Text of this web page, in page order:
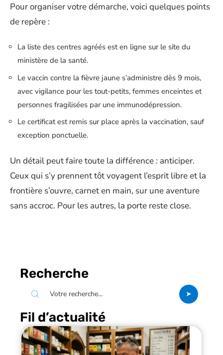
Pour organiser votre démarche, voici quelques points
de repère :
La liste des centres agréés est en ligne sur le site du
ministère de la santé.
Le vaccin contre la fièvre jaune s’administre dès 9 mois,
avec vigilance pour les tout-petits, femmes enceintes et
personnes fragilisées par une immunodépression.
Le certificat est remis sur place après la vaccination, sauf
exception ponctuelle.
Un détail peut faire toute la différence : anticiper.
Ceux qui s’y prennent tôt voyagent l’esprit libre et la
frontière s’ouvre, carnet en main, sur une aventure
sans accroc. Pour les autres, la porte reste close.
Recherche
Fil d’actualité